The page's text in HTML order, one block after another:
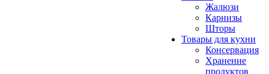
Жалюзи
Карнизы
Шторы
Товары для кухни
Консервация
Хранение
продуктов